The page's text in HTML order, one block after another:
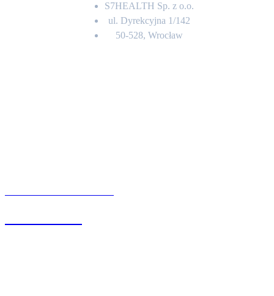
S7HEALTH Sp. z o.o.
ul. Dyrekcyjna 1/142
50-528, Wrocław